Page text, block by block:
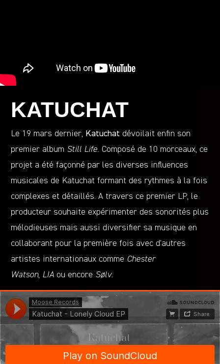
KATUCHAT
Le 19 mars dernier, Katuchat dévoilait enfin son
premier album Still Life. Composé de 10 morceaux, ce
projet a été façonné par les diverses influences
musicales de Katuchat formant des rythmes à la fois
complexes et détaillés. A travers ce premier LP, le
producteur souhaite expérimenter des sonorités plus
mélodieuses mais aussi diversifier sa musique en
collaborant pour la première fois avec d’autres
artistes internationaux comme Chester
Watson, LIA ou encore Sølv.